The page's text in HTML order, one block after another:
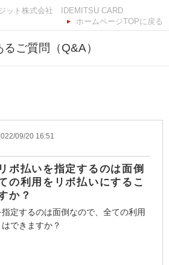
ホームページTOPに戻る
るご質問（Q&A）
09/20 16:51
ボ払いを指定するのは面倒
の利用をリボ払いにするこ
か？
定するのは面倒なので、全ての利用
できますか？